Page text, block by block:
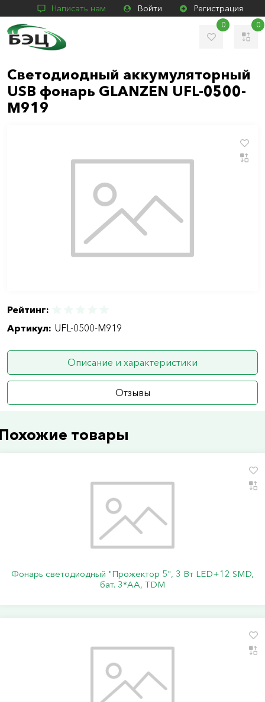
Написать нам Войти Регистрация
0 0
Светодиодный аккумуляторный
USB фонарь GLANZEN UFL-0500-
M919
Рейтинг:
Артикул: UFL-0500-M919
Описание и характеристики
Отзывы
товары
Фонарь светодиодный "Прожектор 5", 3 Вт LED+12 SMD,
бат. 3*АА, TDM